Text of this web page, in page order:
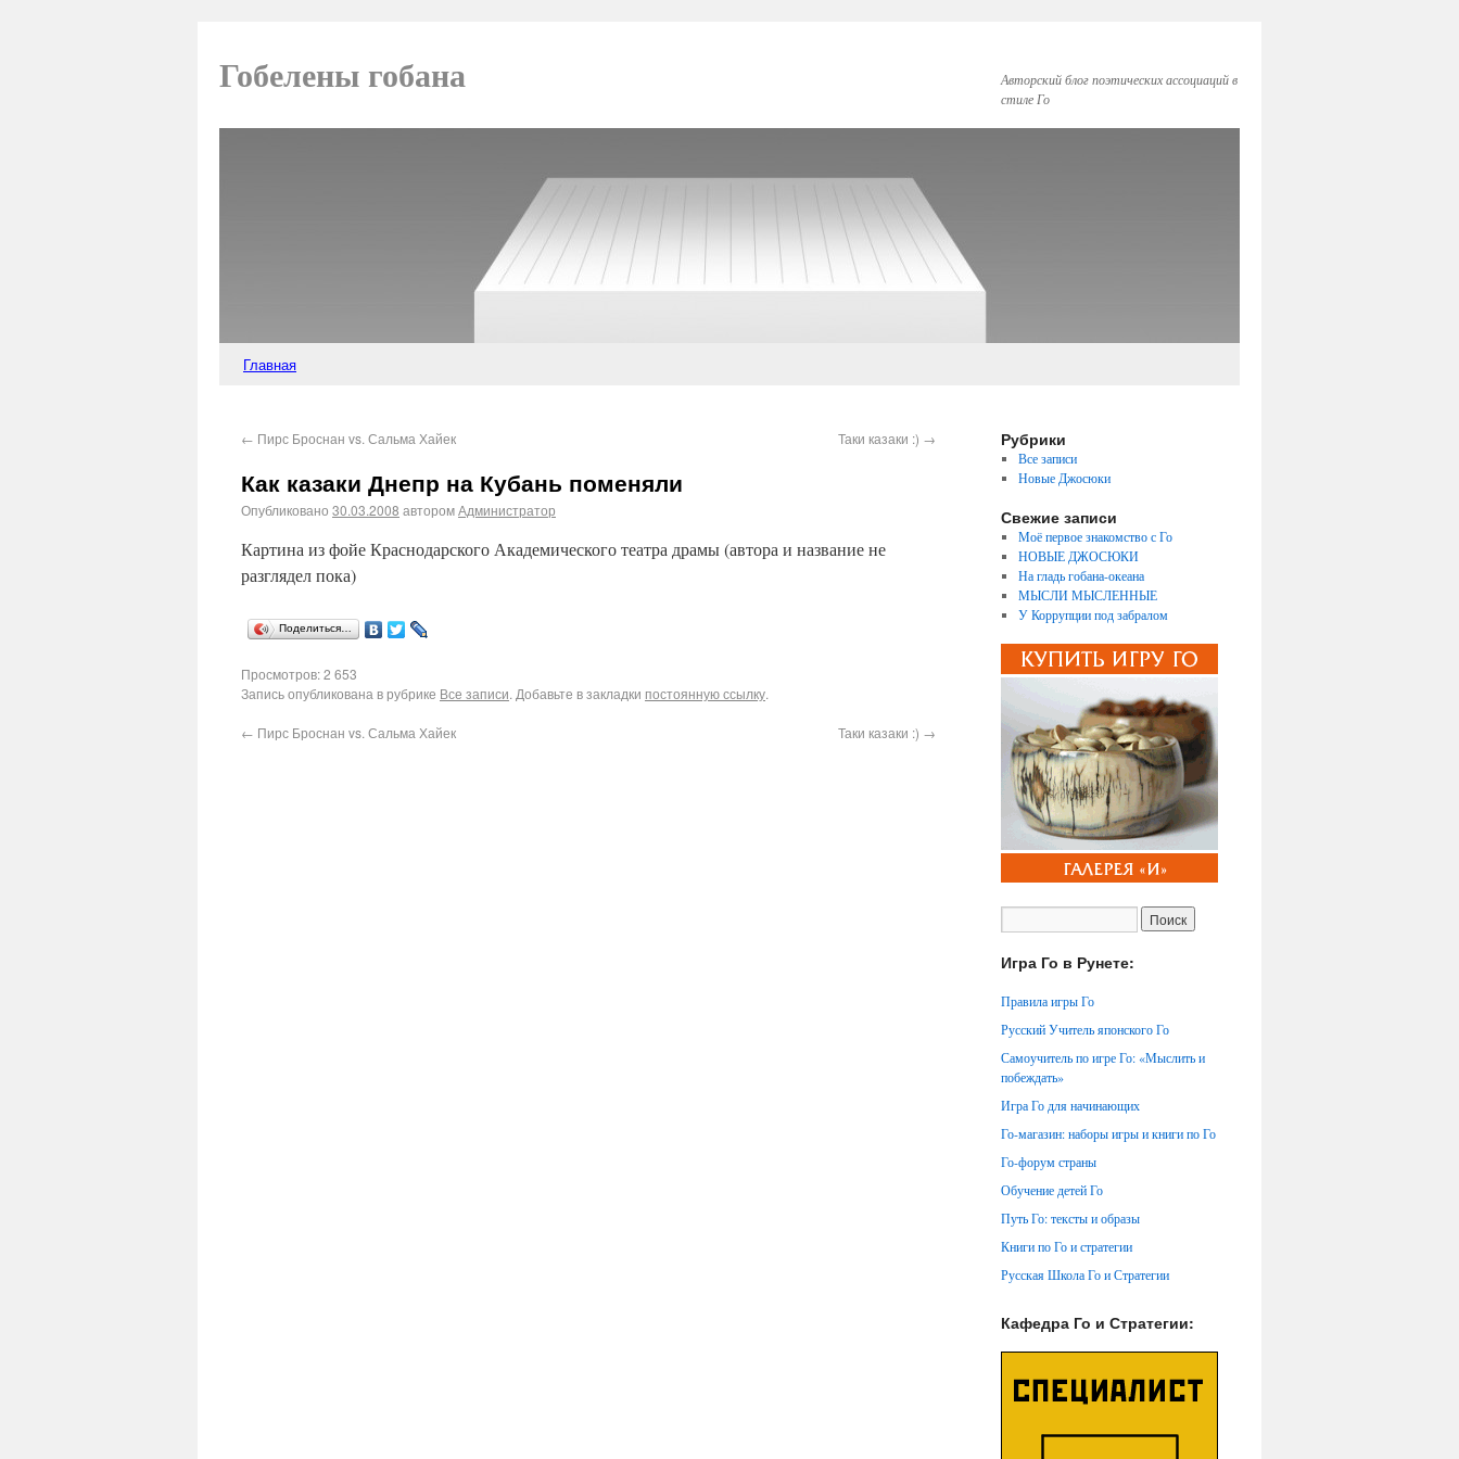
Гобелены гобана
Авторский блог поэтических ассоциаций в
стиле Го
Главная
← Пирс Броснан vs. Сальма Хайек Таки казаки :) →
Как казаки Днепр на Кубань поменяли
Опубликовано 30.03.2008 авторомАдминистратор
Картина из фойе Краснодарского Академического театра драмы (автора и название не
разглядел пока)
Поделиться…
Просмотров: 2 653
Запись опубликована в рубрике Все записи. Добавьте в закладки постоянную ссылку.
← Пирс Броснан vs. Сальма Хайек Таки казаки :) →
Рубрики
Все записи
Новые Джосюки
Свежие записи
Моё первое знакомство с Го
НОВЫЕ ДЖОСЮКИ
На гладь гобана-океана
МЫСЛИ МЫСЛЕННЫЕ
У Коррупции под забралом
Игра Го в Рунете:
Правила игры Го
Русский Учитель японского Го
Самоучитель по игре Го: «Мыслить и
побеждать»
Игра Го для начинающих
Го-магазин: наборы игры и книги по Го
Го-форум страны
Обучение детей Го
Путь Го: тексты и образы
Книги по Го и стратегии
Русская Школа Го и Стратегии
Кафедра Го и Стратегии: